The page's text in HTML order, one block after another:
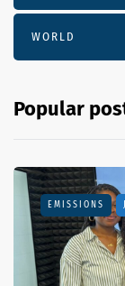
WORLD
Popular
EMISSIONS